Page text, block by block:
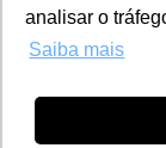
analisar o
Saiba mais